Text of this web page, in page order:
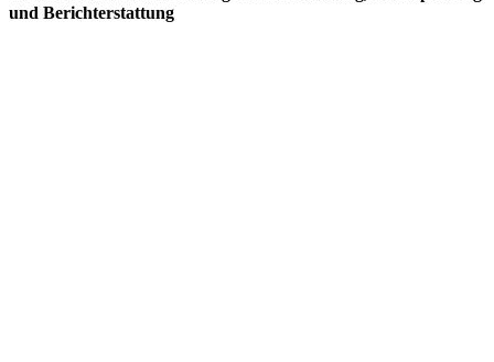
und Berichterstattung